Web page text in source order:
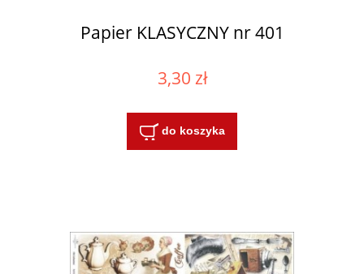
Papier KLASYCZNY nr 401
3,30 zł
do koszyka